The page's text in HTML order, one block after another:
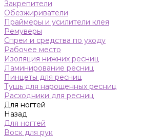
Закрепители
Обезжириватели
Праймеры и усилители клея
Ремуверы
Спреи и средства по уходу
Рабочее место
Изоляция нижних ресниц
Ламинирование ресниц
Пинцеты для ресниц
Тушь для нарощенных ресниц
Расходники для ресниц
Для ногтей
Назад
Для ногтей
Воск для рук